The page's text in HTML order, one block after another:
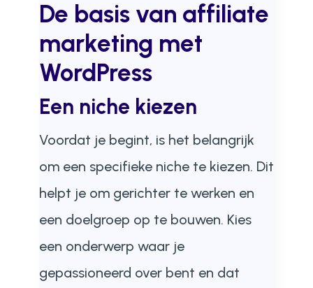
De basis van affiliate
marketing met
WordPress
Een niche kiezen
Voordat je begint, is het belangrijk
om een specifieke niche te kiezen. Dit
helpt je om gerichter te werken en
een doelgroep op te bouwen. Kies
een onderwerp waar je
gepassioneerd over bent en dat